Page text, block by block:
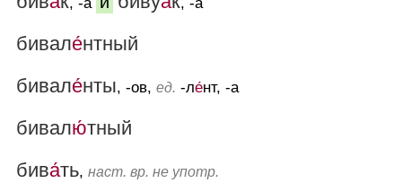
бивале́нтный
бивале́нты, -ов, ед. -ле́нт, -а
бивалю́тный
бива́ть, наст. вр. не употр.